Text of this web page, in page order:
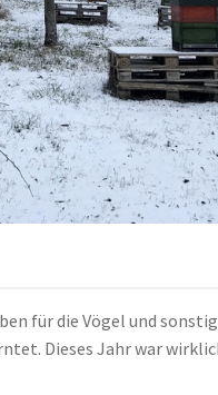
für die Vögel und
Dieses Jahr war